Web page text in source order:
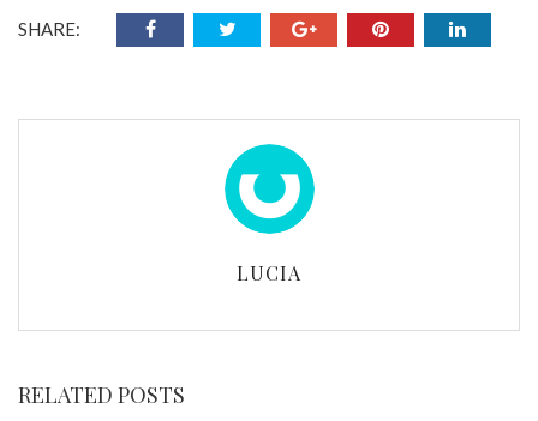
SHARE:
LUCIA
RELATED POSTS